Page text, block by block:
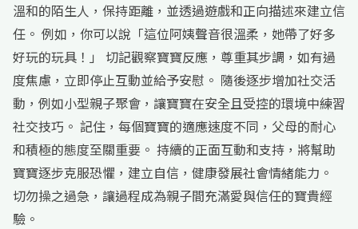
溫和的陌生人，保持距離，並透過遊戲和正向描述來建立信
任。 例如，你可以說「這位阿姨聲音很溫柔，她帶了好多
好玩的玩具！」 切記觀察寶寶反應，尊重其步調，如有過
度焦慮，立即停止互動並給予安慰。 隨後逐步增加社交活
動，例如小型親子聚會，讓寶寶在安全且受控的環境中練習
社交技巧。 記住，每個寶寶的適應速度不同，父母的耐心
和積極的態度至關重要。 持續的正面互動和支持，將幫助
寶寶逐步克服恐懼，建立自信，健康發展社會情緒能力。
切勿操之過急，讓過程成為親子間充滿愛與信任的寶貴經
驗。